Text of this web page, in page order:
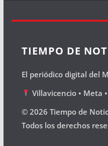
TIEMPO DE
El periódico digital del
Villavicencio • Meta
© 2026 Tiempo de
Todos los derechos